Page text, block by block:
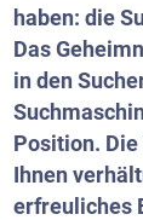
haben: die
Das
in den
Position.
Ihnen
erfreuliches